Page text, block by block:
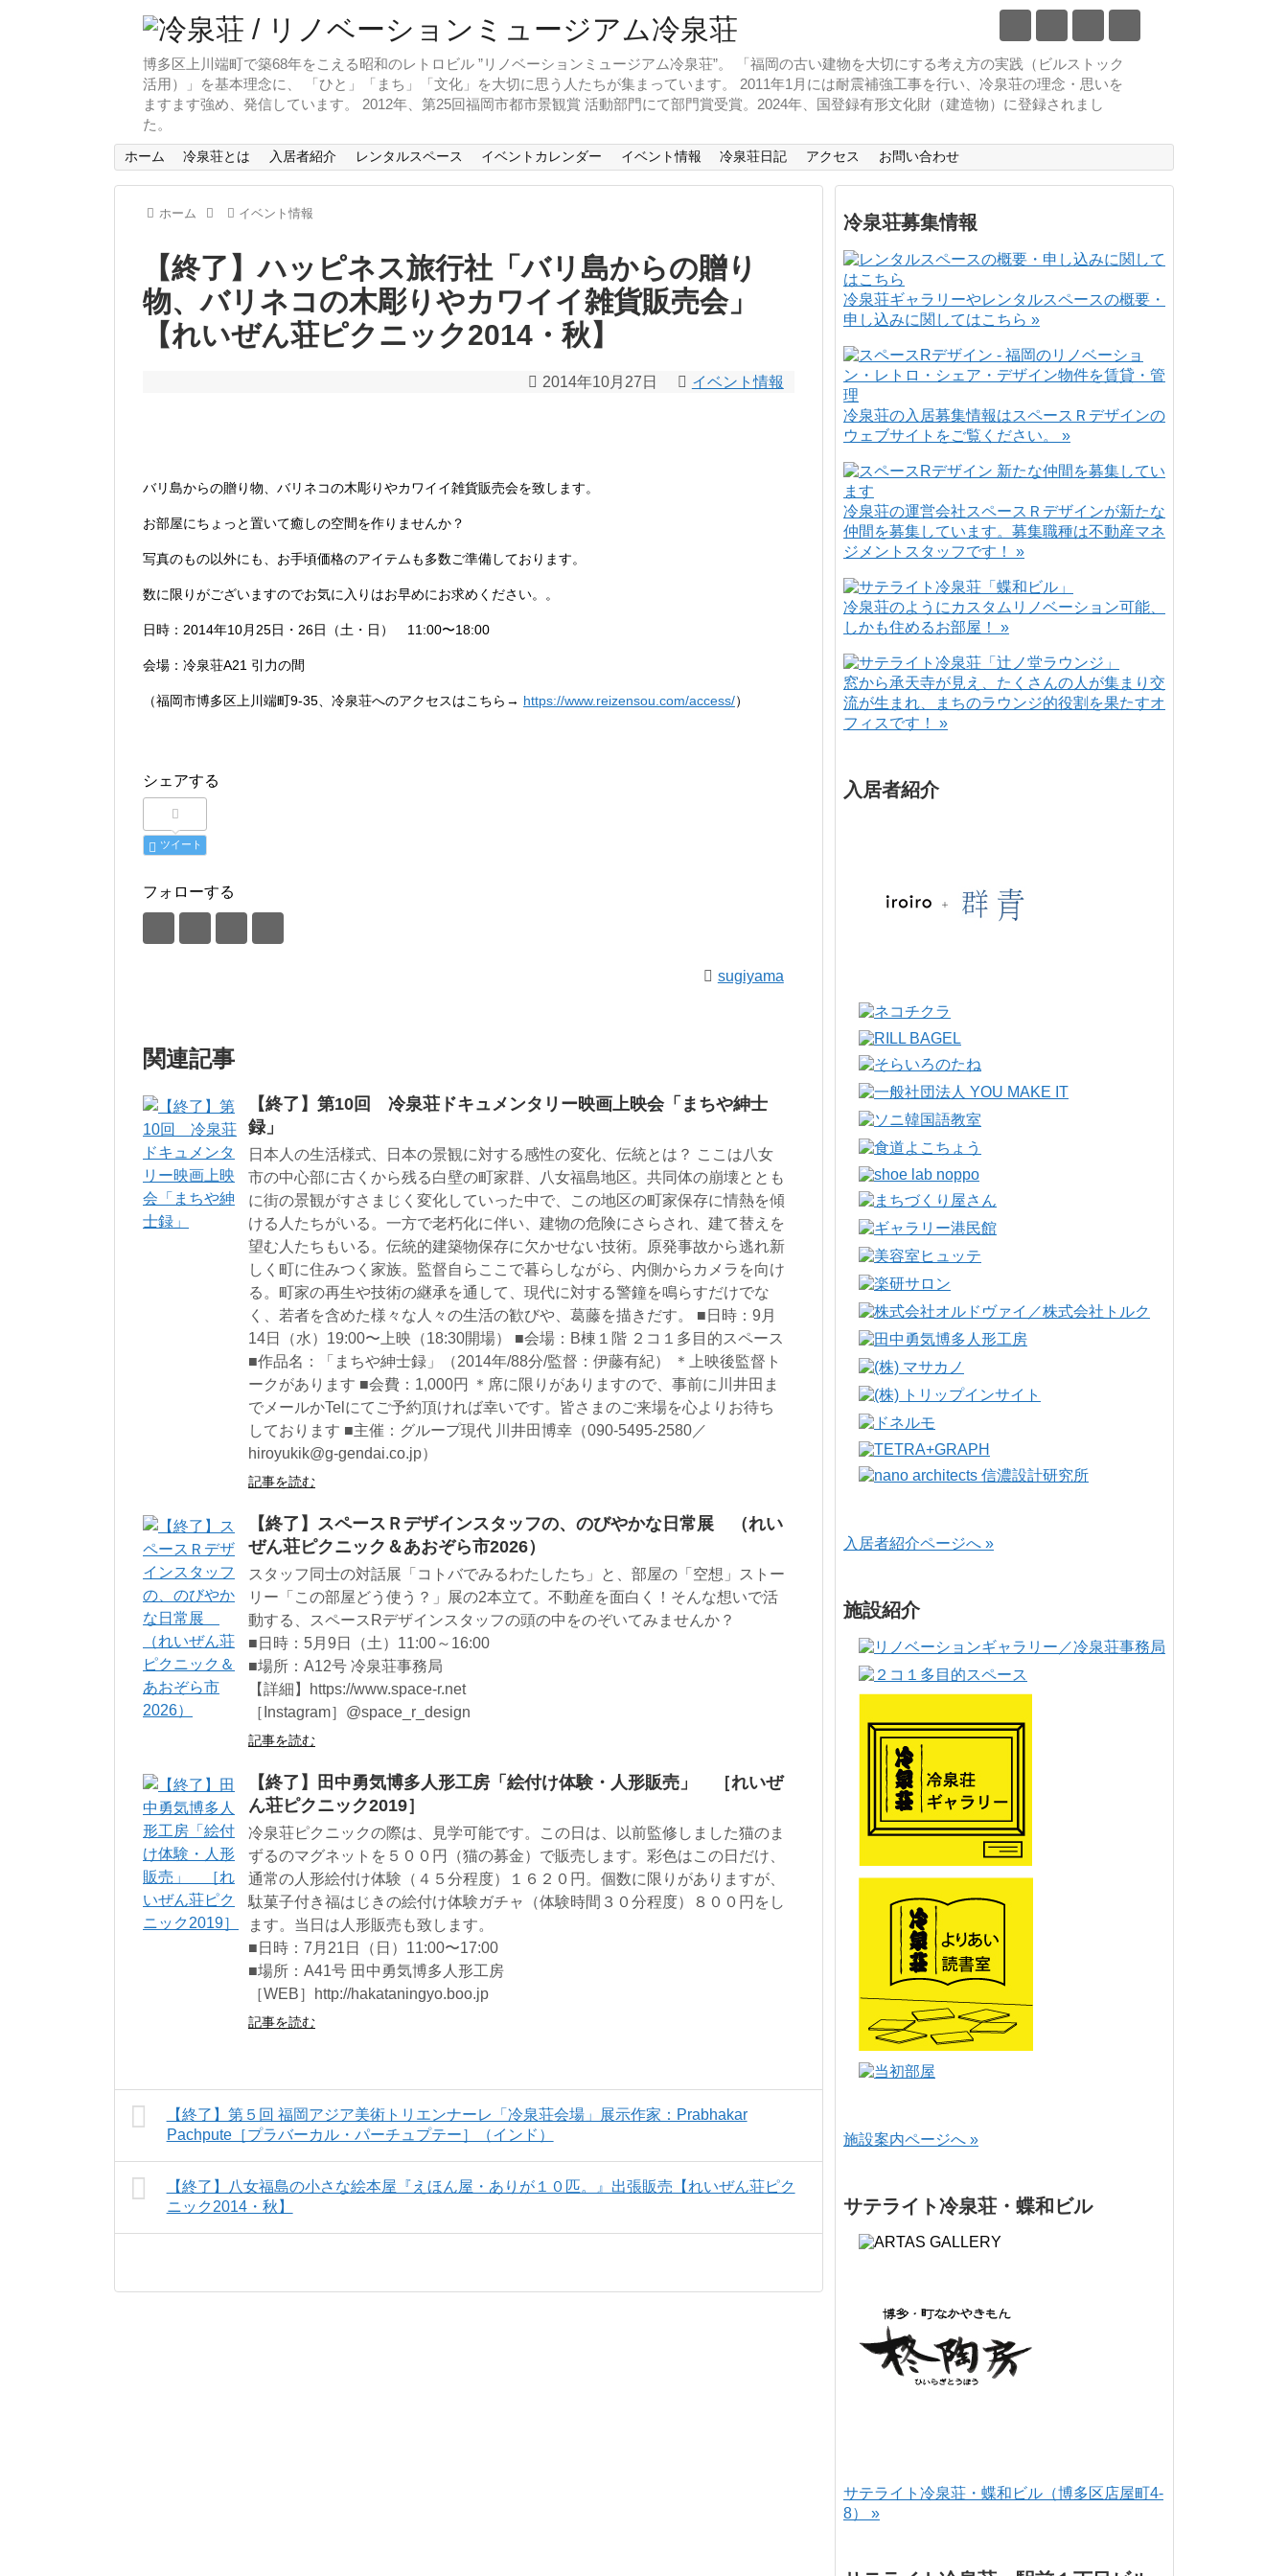
博多区上川端町で築68年をこえる昭和のレトロビル ”リノベーションミュージアム冷泉荘”。 「福岡の古い建物を大切にする考え方の実践（ビルストック
活用）」を基本理念に、 「ひと」「まち」「文化」を大切に思う人たちが集まっています。 2011年1月には耐震補強工事を行い、冷泉荘の理念・思いを
ますます強め、発信しています。 2012年、第25回福岡市都市景観賞 活動部門にて部門賞受賞。2024年、国登録有形文化財（建造物）に登録されまし
た。
ホーム 冷泉荘とは 入居者紹介 レンタルスペース イベントカレンダー イベント情報 冷泉荘日記 アクセス お問い合わせ
ホーム イベント情報
【終了】ハッピネス旅行社「バリ島からの贈り
物、バリネコの木彫りやカワイイ雑貨販売会」
【れいぜん荘ピクニック2014・秋】
2014年10月27日 イベント情報
バリ島からの贈り物、バリネコの木彫りやカワイイ雑貨販売会を致します。
お部屋にちょっと置いて癒しの空間を作りませんか？
写真のもの以外にも、お手頃価格のアイテムも多数ご準備しております。
数に限りがございますのでお気に入りはお早めにお求めください。。
日時：2014年10月25日・26日（土・日） 11:00〜18:00
会場：冷泉荘A21 引力の間
（福岡市博多区上川端町9-35、冷泉荘へのアクセスはこちら→ https://www.reizensou.com/access/）
シェアする
ツイート
フォローする
sugiyama
関連記事
【終了】第10回 冷泉荘ドキュメンタリー映画上映会「まちや紳士
録」
日本人の生活様式、日本の景観に対する感性の変化、伝統とは？ ここは八女
市の中心部に古くから残る白壁の町家群、八女福島地区。共同体の崩壊ととも
に街の景観がすさまじく変化していった中で、この地区の町家保存に情熱を傾
ける人たちがいる。一方で老朽化に伴い、建物の危険にさらされ、建て替えを
望む人たちもいる。伝統的建築物保存に欠かせない技術。原発事故から逃れ新
しく町に住みつく家族。監督自らここで暮らしながら、内側からカメラを向け
る。町家の再生や技術の継承を通して、現代に対する警鐘を鳴らすだけでな
く、若者を含めた様々な人々の生活の歓びや、葛藤を描きだす。 ■日時：9月
14日（水）19:00〜上映（18:30開場） ■会場：B棟１階 ２コ１多目的スペース
■作品名：「まちや紳士録」（2014年/88分/監督：伊藤有紀） ＊上映後監督ト
ークがあります ■会費：1,000円 ＊席に限りがありますので、事前に川井田ま
でメールかTelにてご予約頂ければ幸いです。皆さまのご来場を心よりお待ち
しております ■主催：グループ現代 川井田博幸（090-5495-2580／
hiroyukik@g-gendai.co.jp）
記事を読む
【終了】スペースＲデザインスタッフの、のびやかな日常展 （れい
ぜん荘ピクニック＆あおぞら市2026）
スタッフ同士の対話展「コトバでみるわたしたち」と、部屋の「空想」ストー
リー「この部屋どう使う？」展の2本立て。不動産を面白く！そんな想いで活
動する、スペースRデザインスタッフの頭の中をのぞいてみませんか？
■日時：5月9日（土）11:00～16:00
■場所：A12号 冷泉荘事務局
【詳細】https://www.space-r.net
［Instagram］@space_r_design
記事を読む
【終了】田中勇気博多人形工房「絵付け体験・人形販売」 ［れいぜ
ん荘ピクニック2019］
冷泉荘ピクニックの際は、見学可能です。この日は、以前監修しました猫のま
ずるのマグネットを５００円（猫の募金）で販売します。彩色はこの日だけ、
通常の人形絵付け体験（４５分程度）１６２０円。個数に限りがありますが、
駄菓子付き福はじきの絵付け体験ガチャ（体験時間３０分程度）８００円をし
ます。当日は人形販売も致します。
■日時：7月21日（日）11:00〜17:00
■場所：A41号 田中勇気博多人形工房
［WEB］http://hakataningyo.boo.jp
記事を読む
【終了】第５回 福岡アジア美術トリエンナーレ「冷泉荘会場」展示作家：Prabhakar
Pachpute［プラバーカル・パーチュプテー］（インド）
【終了】八女福島の小さな絵本屋『えほん屋・ありが１０匹。』出張販売【れいぜん荘ピク
ニック2014・秋】
冷泉荘募集情報
冷泉荘ギャラリーやレンタルスペースの概要・
申し込みに関してはこちら »
冷泉荘の入居募集情報はスペースＲデザインの
ウェブサイトをご覧ください。 »
冷泉荘の運営会社スペースＲデザインが新たな
仲間を募集しています。募集職種は不動産マネ
ジメントスタッフです！ »
冷泉荘のようにカスタムリノベーション可能、
しかも住めるお部屋！ »
窓から承天寺が見え、たくさんの人が集まり交
流が生まれ、まちのラウンジ的役割を果たすオ
フィスです！ »
入居者紹介
入居者紹介ページへ »
施設紹介
施設案内ページへ »
サテライト冷泉荘・蝶和ビル
サテライト冷泉荘・蝶和ビル（博多区店屋町4-
8） »